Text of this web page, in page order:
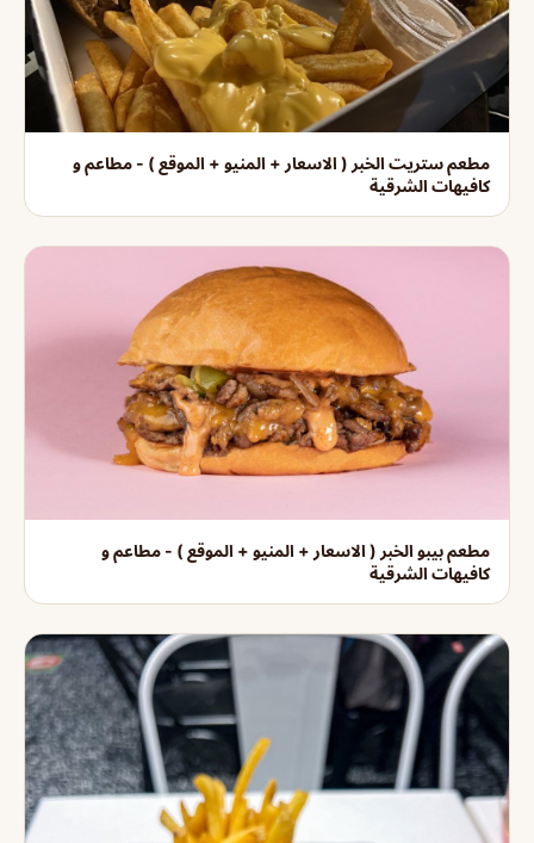
مطعم ستريت الخبر ( الاسعار + المنيو + الموقع ) - مطاعم و
كافيهات الشرقية
مطعم بيبو الخبر ( الاسعار + المنيو + الموقع ) - مطاعم و
كافيهات الشرقية